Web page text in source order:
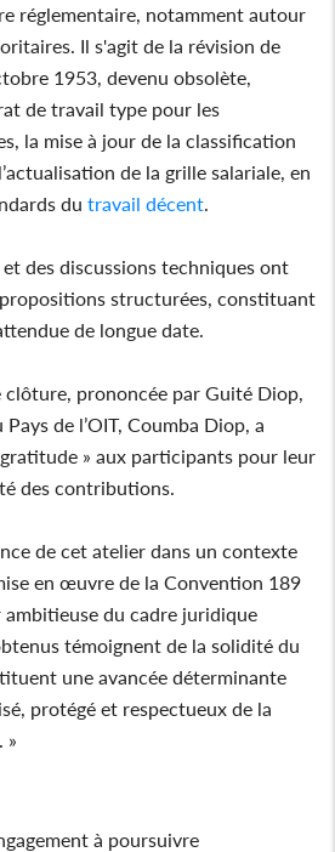
réglementaire, notamment autour
Il s'agit de la révision de
1953, devenu obsolète,
de travail type pour les
la mise à jour de la classification
de la grille salariale, en
du travail décent
des discussions techniques ont
propositions structurées, constituant
de longue date.
prononcée par Guité Diop,
de l’OIT, Coumba Diop, a
» aux participants pour leur
des contributions.
de cet atelier dans un contexte
en œuvre de la Convention 189
ambitieuse du cadre juridique
témoignent de la solidité du
une avancée déterminante
protégé et respectueux de la
»
à poursuivre